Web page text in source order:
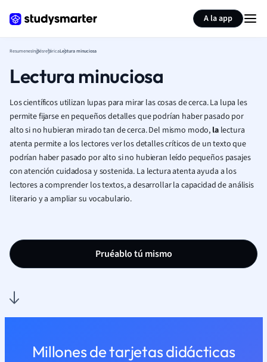
A la app
ResumenesInglésretóricaLectura minuciosa
Lectura minuciosa
Los científicos utilizan lupas para mirar las cosas de cerca. La lupa les
permite fijarse en pequeños detalles que podrían haber pasado por
alto si no hubieran mirado tan de cerca. Del mismo modo, lalectura
atenta permite a los lectores ver los detalles críticos de un texto que
podrían haber pasado por alto si no hubieran leído pequeños pasajes
con atención cuidadosa y sostenida. La lectura atenta ayuda a los
lectores a comprender los textos, a desarrollar la capacidad de análisis
literario y a ampliar su vocabulario.
Pruéablo tú mismo
Millones de tarjetas didácticas
Resumir página